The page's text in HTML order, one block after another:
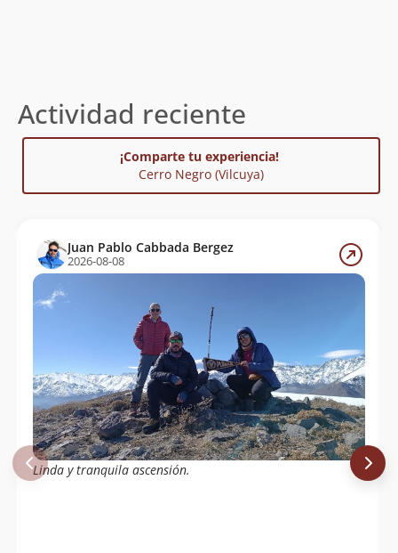
Actividad reciente
¡Comparte tu experiencia!
Cerro Negro (Vilcuya)
Juan Pablo Cabbada Bergez
2026-08-08
Linda y tranquila ascensión.